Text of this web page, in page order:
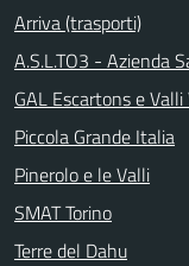
Arriva (trasporti)
A.S.L.TO3 - Azienda
GAL Escartons e Valli
Piccola Grande Italia
Pinerolo e le Valli
SMAT Torino
Terre del Dahu